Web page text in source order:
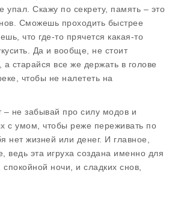
упал. Скажу по секрету, память – это
Сможешь проходить быстрее
что где-то прячется какая-то
Да и вообще, не стоит
а старайся все же держать в голове
чтобы не налететь на
– не забывай про силу модов и
с умом, чтобы реже переживать по
нет жизней или денег. И главное,
ведь эта игруха создана именно для
ночи, и сладких снов,